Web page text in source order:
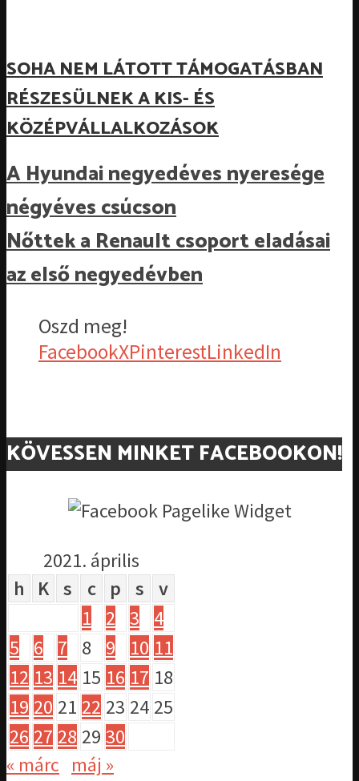
SOHA NEM LÁTOTT TÁMOGATÁSBAN
RÉSZESÜLNEK A KIS- ÉS
KÖZÉPVÁLLALKOZÁSOK
A Hyundai negyedéves nyeresége
négyéves csúcson
Nőttek a Renault csoport eladásai
az első negyedévben
Oszd meg!
FacebookXPinterestLinkedIn
KÖVESSEN MINKET FACEBOOKON!
2021. április
h
K s c p s
v
1
2 3
4
5
6 7 8 9 10 11
12 13 14 15 16 17 18
19 20 21 22 23 24 25
26 27 28 29 30
« márc máj »